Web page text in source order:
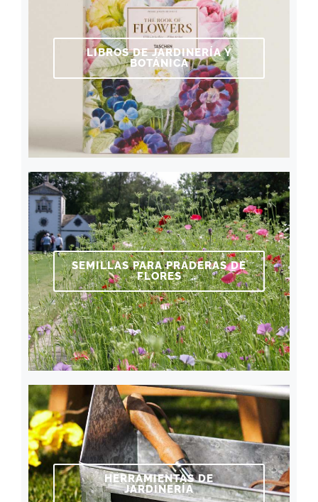
LIBROS DE JARDINERÍA Y
BOTÁNICA
SEMILLAS PARA PRADERAS DE
FLORES
HERRAMIENTAS DE
JARDINERÍA